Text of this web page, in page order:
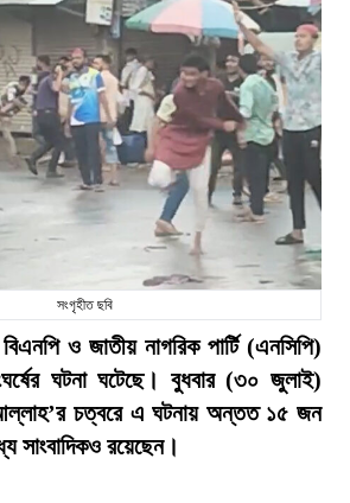
সংগৃহীত ছবি
ও জাতীয় নাগরিক পার্টি (এনসিপি)
ঘটনা ঘটেছে। বুধবার (৩০ জুলাই)
চত্বরে এ ঘটনায় অন্তত ১৫ জন
সাংবাদিকও রয়েছেন।